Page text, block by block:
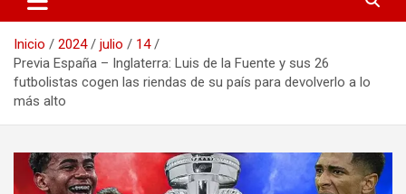
Inicio 2024 julio
14
Previa España – Inglaterra: Luis de la Fuente y sus 26
futbolistas cogen las riendas de su país para devolverlo a lo
más alto